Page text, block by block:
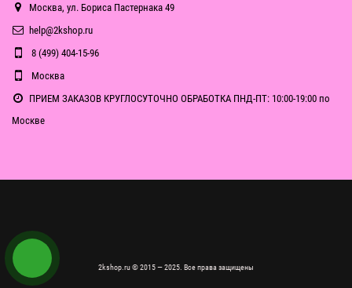
Москва, ул. Бориса Пастернака 49
help@2kshop.ru
8 (499) 404-15-96
Москва
ПРИЕМ ЗАКАЗОВ КРУГЛОСУТОЧНО ОБРАБОТКА ПНД-ПТ: 10:00-19:00 по
Москве
2kshop.ru © 2015 — 2025. Все права защищены